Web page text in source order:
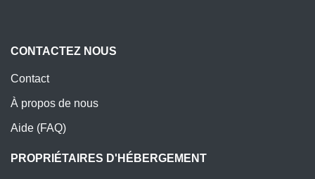
CONTACTEZ NOUS
Contact
À propos de nous
Aide (FAQ)
PROPRIÉTAIRES D'HÉBERGEMENT